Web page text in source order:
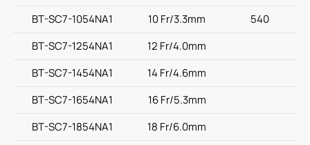
BT-SC7-1054NA1
10 Fr/3.3mm
540
BT-SC7-1254NA1
12 Fr/4.0mm
BT-SC7-1454NA1
14 Fr/4.6mm
BT-SC7-1654NA1
16 Fr/5.3mm
BT-SC7-1854NA1
18 Fr/6.0mm